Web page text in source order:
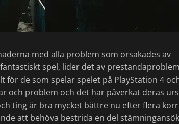
med alla problem som orsakades av
spel, lider det av
de som spelar spelet på PlayStation 4
och problem och det har påverkat deras
ting är bra mycket bättre nu efter flera
att behöva bestrida en del